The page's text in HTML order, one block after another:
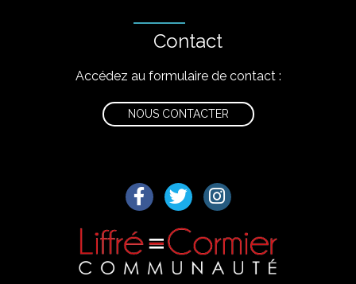
Contact
Accédez au formulaire de contact :
NOUS CONTACTER
Lien vers le compte Facebook
Lien vers le compte Twitter
Lien vers le compte